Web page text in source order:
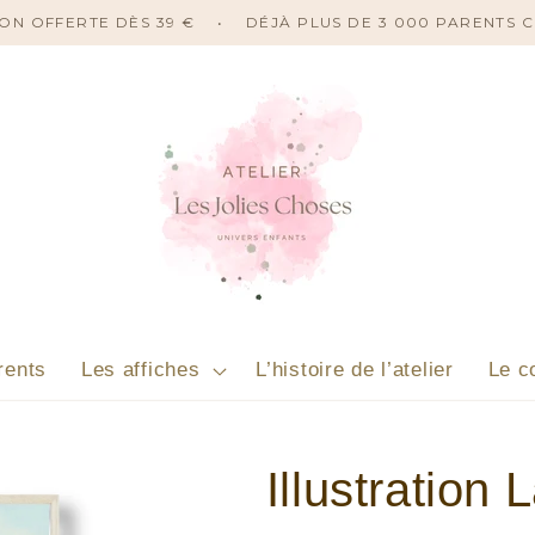
OFFERTE DÈS 39 € • DÉJÀ PLUS DE 3 000 PARENTS
Les affiches L’histoire de l’atelier Le
Illustration